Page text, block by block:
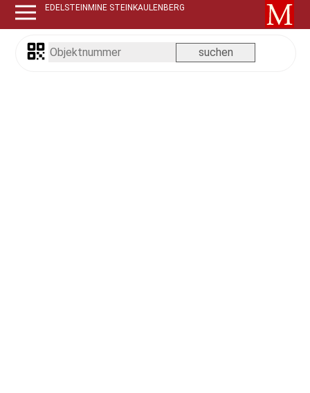
EDELSTEINMINE STEINKAULENBERG